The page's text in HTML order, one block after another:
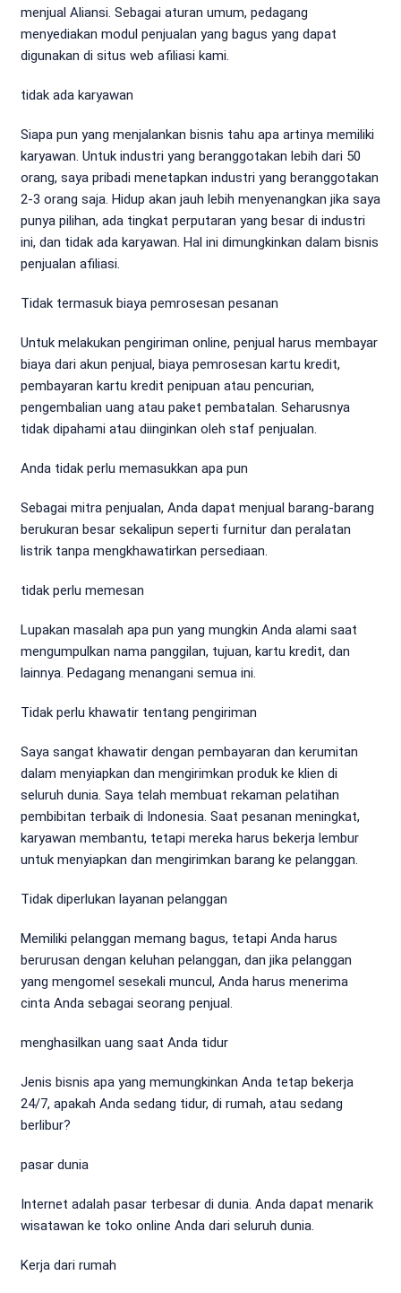
menjual Aliansi. Sebagai aturan umum, pedagang
menyediakan modul penjualan yang bagus yang dapat
digunakan di situs web afiliasi kami.
tidak ada karyawan
Siapa pun yang menjalankan bisnis tahu apa artinya memiliki
karyawan. Untuk industri yang beranggotakan lebih dari 50
orang, saya pribadi menetapkan industri yang beranggotakan
2-3 orang saja. Hidup akan jauh lebih menyenangkan jika saya
punya pilihan, ada tingkat perputaran yang besar di industri
ini, dan tidak ada karyawan. Hal ini dimungkinkan dalam bisnis
penjualan afiliasi.
Tidak termasuk biaya pemrosesan pesanan
Untuk melakukan pengiriman online, penjual harus membayar
biaya dari akun penjual, biaya pemrosesan kartu kredit,
pembayaran kartu kredit penipuan atau pencurian,
pengembalian uang atau paket pembatalan. Seharusnya
tidak dipahami atau diinginkan oleh staf penjualan.
Anda tidak perlu memasukkan apa pun
Sebagai mitra penjualan, Anda dapat menjual barang-barang
berukuran besar sekalipun seperti furnitur dan peralatan
listrik tanpa mengkhawatirkan persediaan.
tidak perlu memesan
Lupakan masalah apa pun yang mungkin Anda alami saat
mengumpulkan nama panggilan, tujuan, kartu kredit, dan
lainnya. Pedagang menangani semua ini.
Tidak perlu khawatir tentang pengiriman
Saya sangat khawatir dengan pembayaran dan kerumitan
dalam menyiapkan dan mengirimkan produk ke klien di
seluruh dunia. Saya telah membuat rekaman pelatihan
pembibitan terbaik di Indonesia. Saat pesanan meningkat,
karyawan membantu, tetapi mereka harus bekerja lembur
untuk menyiapkan dan mengirimkan barang ke pelanggan.
Tidak diperlukan layanan pelanggan
Memiliki pelanggan memang bagus, tetapi Anda harus
berurusan dengan keluhan pelanggan, dan jika pelanggan
yang mengomel sesekali muncul, Anda harus menerima
cinta Anda sebagai seorang penjual.
menghasilkan uang saat Anda tidur
Jenis bisnis apa yang memungkinkan Anda tetap bekerja
24/7, apakah Anda sedang tidur, di rumah, atau sedang
berlibur?
pasar dunia
Internet adalah pasar terbesar di dunia. Anda dapat menarik
wisatawan ke toko online Anda dari seluruh dunia.
Kerja dari rumah